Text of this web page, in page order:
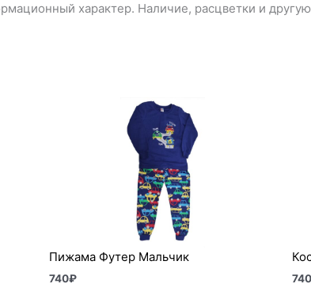
характер. Наличие, расцветки и
Пижама Футер Мальчик
740₽ 740